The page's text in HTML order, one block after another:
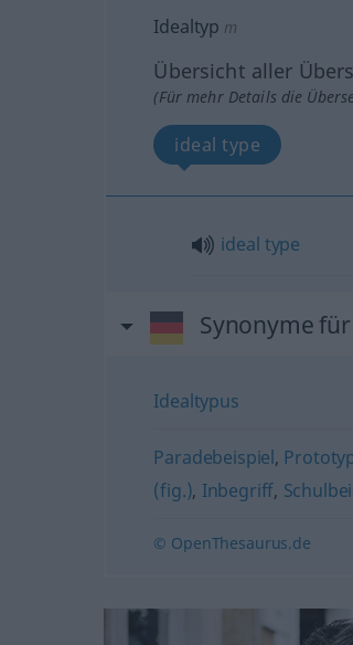
Idealtyp m
Übersicht aller
(Für mehr Details die
ideal type
ideal type
Synonyme
Idealtypus
Paradebeispiel,
(fig.), Inbegriff,
© OpenThesaurus.de